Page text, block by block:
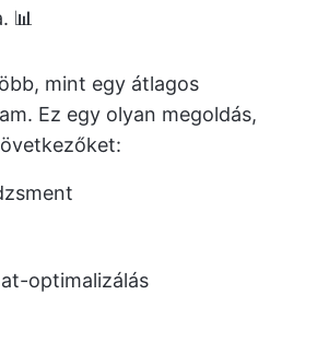
📊
mint egy átlagos
Ez egy olyan megoldás,
optimalizálás